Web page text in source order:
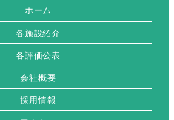
ホーム
各施設紹介
各評価公表
会社概要
採用情報